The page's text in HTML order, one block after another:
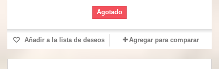
Agotado
Añadir a la lista de deseos Agregar para comparar